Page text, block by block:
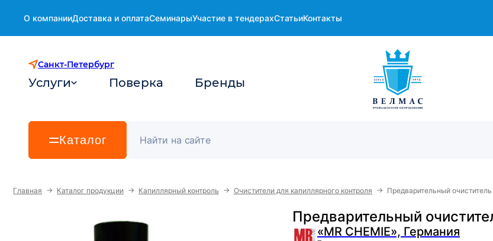
О компанииДоставка и оплатаСеминарыУчастие в тендерахСтатьиКонтакты
Санкт-Петербург
Услуги Поверка Бренды
Каталог
Главная → Каталог продукции → Капиллярный контроль → Очистители для капиллярного контроля → Предварительный очиститель
Предварительный
«MR CHEMIE», Германия